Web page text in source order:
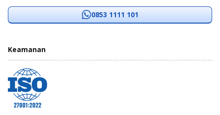
0853 1111 101
Keamanan